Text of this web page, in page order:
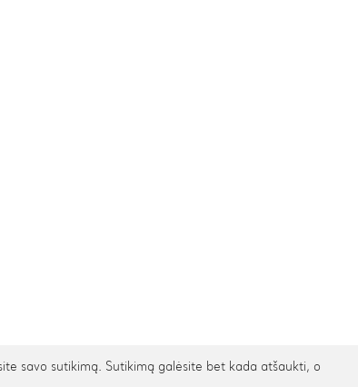
savo sutikimą. Sutikimą galėsite bet kada atšaukti, o